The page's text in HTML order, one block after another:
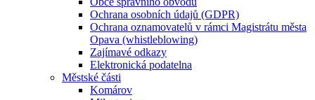
Ochrana osobních údajů (GDPR)
Ochrana oznamovatelů v rámci Magistrátu města
Opava (whistleblowing)
Zajímavé odkazy
Elektronická podatelna
Městské části
Komárov